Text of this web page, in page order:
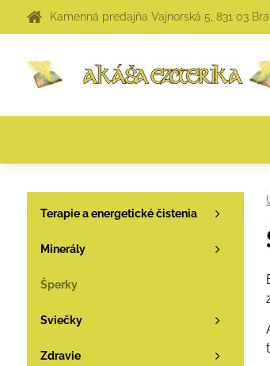
Kamenná predajňa Vajnorská 5, 831 03
Terapie a energetické čistenia
Minerály
Šperky
Sviečky
Zdravie